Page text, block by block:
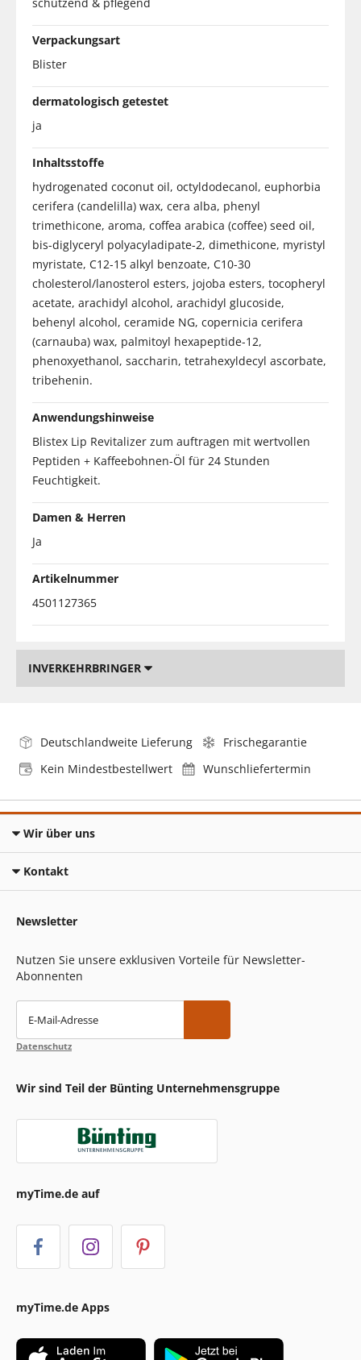
Verpackungsart
Blister
dermatologisch getestet
ja
Inhaltsstoffe
hydrogenated coconut oil, octyldodecanol, euphorbia
cerifera (candelilla) wax, cera alba, phenyl
trimethicone, aroma, coffea arabica (coffee) seed oil,
bis-diglyceryl polyacyladipate-2, dimethicone, myristyl
myristate, C12-15 alkyl benzoate, C10-30
cholesterol/lanosterol esters, jojoba esters, tocopheryl
acetate, arachidyl alcohol, arachidyl glucoside,
behenyl alcohol, ceramide NG, copernicia cerifera
(carnauba) wax, palmitoyl hexapeptide-12,
phenoxyethanol, saccharin, tetrahexyldecyl ascorbate,
tribehenin.
Anwendungshinweise
Blistex Lip Revitalizer zum auftragen mit wertvollen
Peptiden + Kaffeebohnen-Öl für 24 Stunden
Feuchtigkeit.
Damen & Herren
Ja
Artikelnummer
4501127365
INVERKEHRBRINGER
Deutschlandweite Lieferung
Frischegarantie
Kein Mindestbestellwert
Wunschliefertermin
Wir über uns
Kontakt
Newsletter
Nutzen Sie unsere exklusiven Vorteile für Newsletter-
Abonnenten
E-Mail-Adresse
Datenschutz
Wir sind Teil der Bünting Unternehmensgruppe
myTime.de auf
myTime.de Apps